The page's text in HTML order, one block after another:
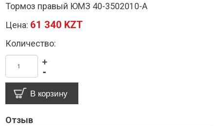
Тормоз правый ЮМЗ 40-3502010-А
Цена: 61 340 KZT
Количество:
-
+
Отзыв